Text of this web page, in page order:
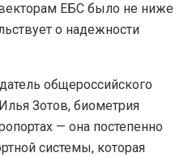
векторам ЕБС было не ниже
о надежности
общероссийского
Зотов, биометрия
— она постепенно
системы, которая